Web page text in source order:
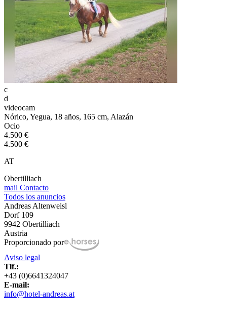
c
d
videocam
Nórico, Yegua, 18 años, 165 cm, Alazán
Ocio
4.500 €
4.500 €
AT
Obertilliach
mail Contacto
Todos los anuncios
Andreas Altenweisl
Dorf 109
9942 Obertilliach
Austria
Proporcionado por
Aviso legal
Tlf.:
+43 (0)6641324047
E-mail:
info@hotel-andreas.at